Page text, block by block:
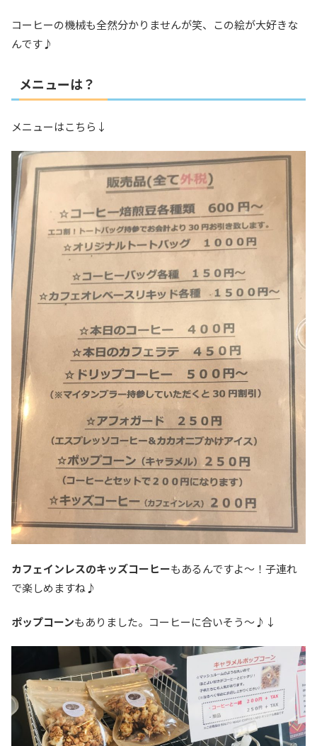
コーヒーの機械も全然分かりませんが笑、この絵が大好きな
んです♪
メニューは？
メニューはこちら↓
カフェインレスのキッズコーヒーもあるんですよ〜！子連れ
で楽しめますね♪
ポップコーンもありました。コーヒーに合いそう〜♪↓